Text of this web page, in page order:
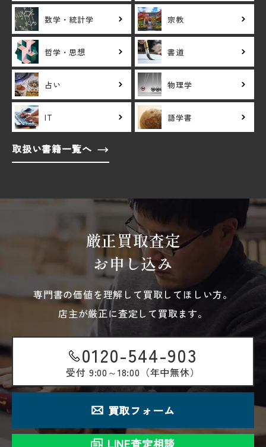
数学・統計学 宗教
哲学・思想 書道
占い 物理学
IT 語学書
取扱い書籍一覧へ
厳正買取査定
お申し込み
専門書の価値を理解して買取してほしい方。
店主が厳正に査定して買取ます。
0120-544-903
受付 9:00～18:00（年中無休）
買取フォーム
LINE査定相談